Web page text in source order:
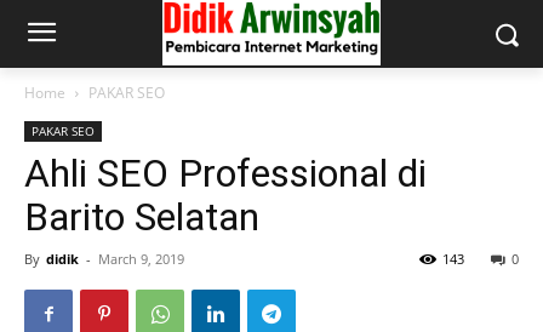
Home PAKAR SEO
PAKAR SEO
Ahli SEO Professional di
Barito Selatan
By didik - March 9, 2019 0
143